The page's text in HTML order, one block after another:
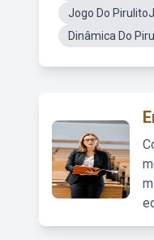
Jogo Do
Dinâmica Do